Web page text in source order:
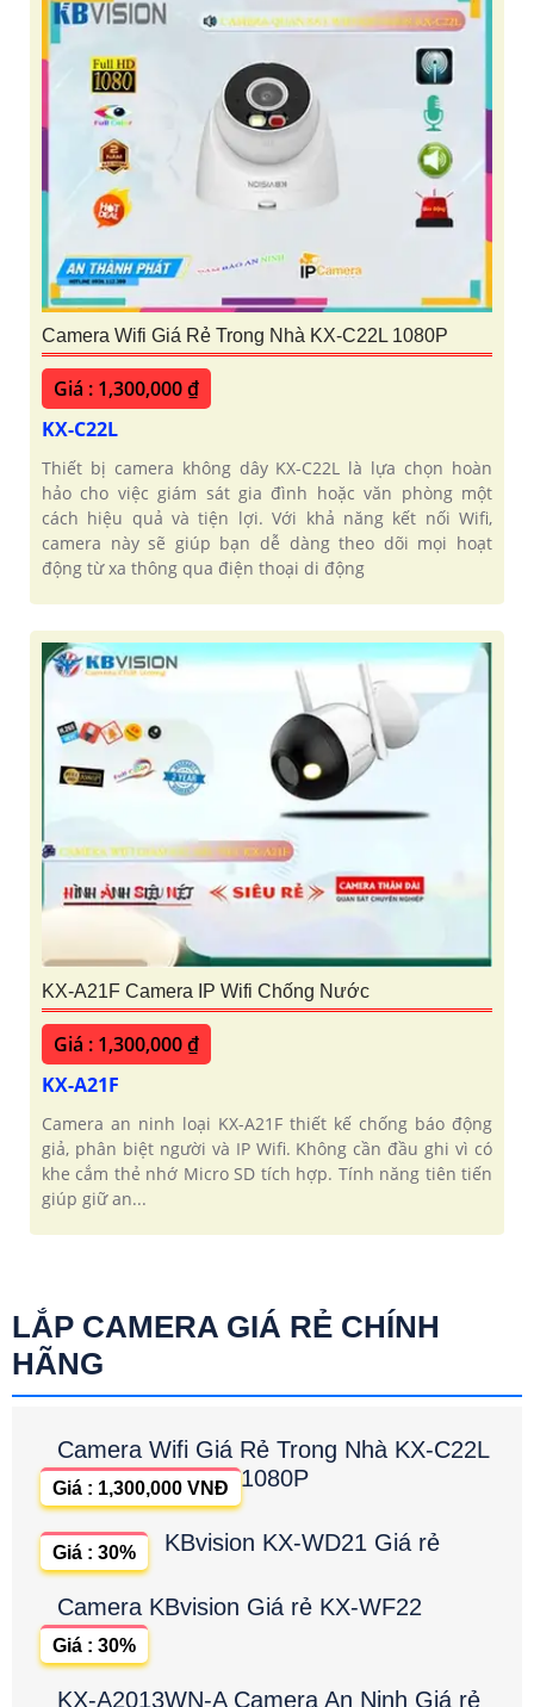
Camera Wifi Giá Rẻ Trong Nhà KX-C22L 1080P
Giá : 1,300,000 ₫
KX-C22L
Thiết bị camera không dây KX-C22L là lựa chọn hoàn
hảo cho việc giám sát gia đình hoặc văn phòng một
cách hiệu quả và tiện lợi. Với khả năng kết nối Wifi,
camera này sẽ giúp bạn dễ dàng theo dõi mọi hoạt
động từ xa thông qua điện thoại di động
KX-A21F Camera IP Wifi Chống Nước
Giá : 1,300,000 ₫
KX-A21F
Camera an ninh loại KX-A21F thiết kế chống báo động
giả, phân biệt người và IP Wifi. Không cần đầu ghi vì có
khe cắm thẻ nhớ Micro SD tích hợp. Tính năng tiên tiến
giúp giữ an...
LẮP CAMERA GIÁ RẺ CHÍNH
HÃNG
Camera Wifi Giá Rẻ Trong Nhà KX-C22L
1080P
Giá : 1,300,000 VNĐ
KBvision KX-WD21 Giá rẻ
Giá : 30%
Camera KBvision Giá rẻ KX-WF22
Giá : 30%
KX-A2013WN-A Camera An Ninh Giá rẻ